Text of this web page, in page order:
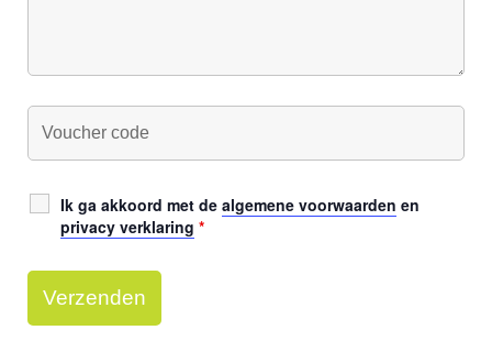
Ik ga akkoord met de algemene voorwaarden en
privacy verklaring *